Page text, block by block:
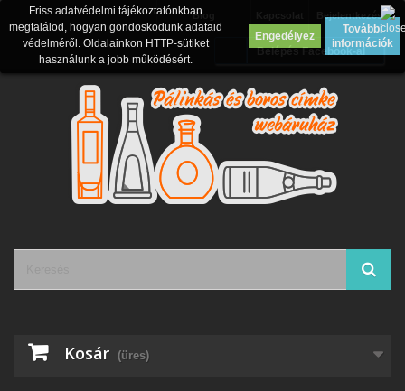
Bejelentkezés
Blog
Belépés Facebook-al
Kosár (üres)
Friss adatvédelmi tájékoztatónkban
megtalálod, hogyan gondoskodunk adataid
védelméről. Oldalainkon HTTP-sütiket
használunk a jobb működésért.
Engedélyez
További
információk